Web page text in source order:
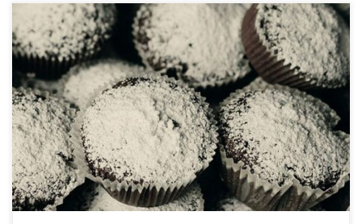
Nieopodal niemieckiego miasta Rostock pogrzeb, a raczej
stypa, stała się dla niektórych gości niespodziewanym
haszyszowym happeningiem z powodu pomyłki z ciastem. 18-
letnia córka pracownika karczmy, która zorganizowała
uroczystość pogrzebową, prawdopodobnie niejednokrotnie
piekła ciasta na takie uroczystości. Jednak tym razem doszło
do poważnej pomyłki, ponieważ dziewczyna upiekła ciasto z
dodatkiem marihuany, a ta psychoaktywna przekąska była
przeznaczona do prywatnej konsumpcji i […]